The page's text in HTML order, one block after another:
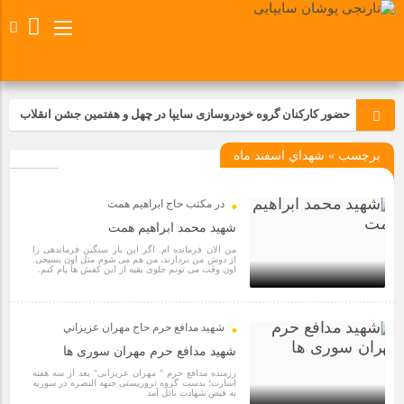
حضور کارکنان گروه خودروسازی سایپا در چهل و هفتمین جشن انقلاب
تجدید بیعت کارکنان شرکت پارس خودرو با آرمان های رهبر کبیر و فقید
مسابقات ورزشی در مگاموتوربا استقبال کارکنان برگزار شد
مراسم عزاداری و ذکرمصیبت سالروز شهادت امام محمدتقی(ع) در
شرکت زامیاد
تجربه‌ای میدانی از صنعت برای دانش‌آموزان فنی‌وحرفه‌ای؛ بازدید
دانش‌آموزان از خطوط تولید مگاموتور
برچسب » شهداي اسفند ماه
در مكتب حاج ابراهيم همت
شهید محمد ابراهیم همت
من الان فرمانده ام. اگر این بار سنگین فرماندهی را
از دوش من بردارند، من هم می شوم مثل اون بسیجی.
اون وقت می تونم جلوی بقیه از این کفش ها پام کنم.
شهيد مدافع حرم حاج مهران عزيزاني
شهید مدافع حرم مهران سوری ها
رزمنده مدافع حرم " مهران عزیزانی" بعد از سه هفته
اسارت؛ بدست گروه تروریستی جبهه النصره در سوریه
به فیض شهادت نائل آمد